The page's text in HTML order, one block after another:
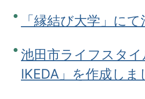
「縁結び大学」に
池田市ライフスタ
IKEDA」を作成しま